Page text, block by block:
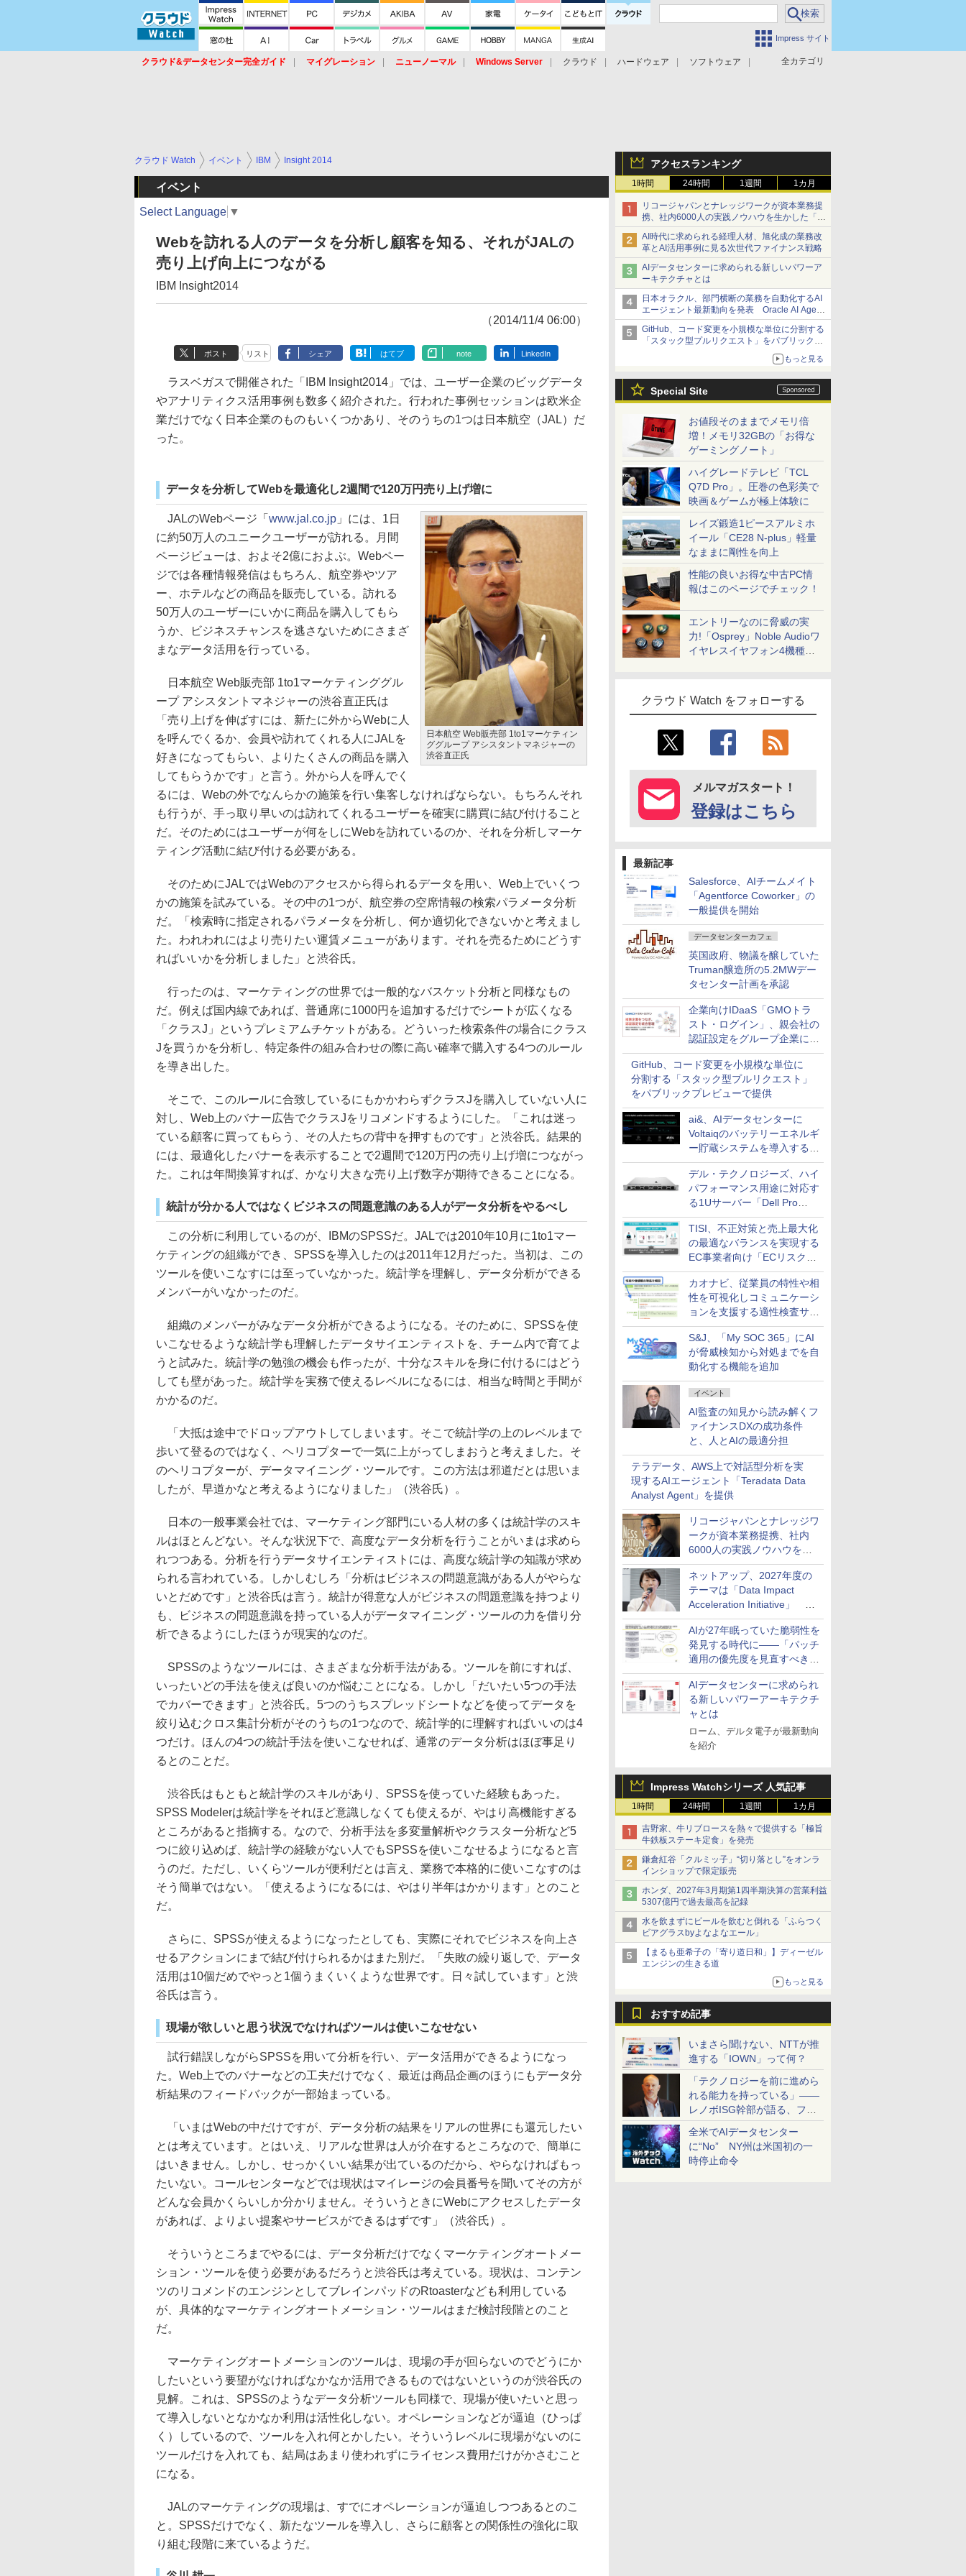
Impress サイト
全カテゴリ
クラウド&データセンター完全ガイド マイグレーション ニューノーマル Windows Server クラウド ハードウェア
ソフトウェア
アクセスランキング
1時間 24時間 1週間 1カ月
リコージャパンとナレッジワークが資本業務提
携、社内6000人の実践ノウハウを生かした「AI
商談記録 for RICOH」を展開へ
AI時代に求められる経理人材、旭化成の業務改
革とAI活用事例に見る次世代ファイナンス戦略
AIデータセンターに求められる新しいパワーア
ーキテクチャとは
日本オラクル、部門横断の業務を自動化するAI
エージェント最新動向を発表 Oracle AI Agent
Studioで企業の意思決定と開発を加速
GitHub、コード変更を小規模な単位に分割する
「スタック型プルリクエスト」をパブリックプ
もっと見る
Special Site
お値段そのままでメモリ倍
増！メモリ32GBの「お得な
ゲーミングノート」
ハイグレードテレビ「TCL
Q7D Pro」。圧巻の色彩美で
映画＆ゲームが極上体験に
レイズ鍛造1ピースアルミホ
イール「CE28 N-plus」軽量
なままに剛性を向上
性能の良いお得な中古PC情
報はこのページでチェック！
エントリーなのに脅威の実
力!「Osprey」Noble Audioワ
イヤレスイヤフォン4機種を
クラウド Watch をフォローする
メルマガスタート！
登録はこちら
最新記事
Salesforce、AIチームメイト
「Agentforce Coworker」の
一般提供を開始
データセンターカフェ
英国政府、物議を醸していた
Truman醸造所の5.2MWデー
タセンター計画を承認
企業向けIDaaS「GMOトラ
スト・ログイン」、親会社の
認証設定をグループ企業に展
開できる新機能を提供
GitHub、コード変更を小規模な単位に
分割する「スタック型プルリクエスト」
をパブリックプレビューで提供
ai&、AIデータセンターに
Voltaiqのバッテリーエネルギ
ー貯蔵システムを導入する計
画を発表
デル・テクノロジーズ、ハイ
パフォーマンス用途に対応す
る1Uサーバー「Dell Pro
Precision 7 R1ラック」を発
売
TISI、不正対策と売上最大化
の最適なバランスを実現する
EC事業者向け「ECリスク対
策設計・運用支援サービス」
カオナビ、従業員の特性や相
性を可視化しコミュニケーシ
ョンを支援する適性検査サー
ビスを提供
S&J、「My SOC 365」にAI
が脅威検知から対処までを自
動化する機能を追加
イベント
AI監査の知見から読み解くフ
ァイナンスDXの成功条件
と、人とAIの最適分担
テラデータ、AWS上で対話型分析を実
現するAIエージェント「Teradata Data
Analyst Agent」を提供
リコージャパンとナレッジワ
ークが資本業務提携、社内
6000人の実践ノウハウを生
かした「AI商談記録 for
RICOH」を展開へ
ネットアップ、2027年度の
テーマは「Data Impact
Acceleration Initiative」 AI
活用を成果へつなぐ3つの方
針を発表
AIが27年眠っていた脆弱性を
発見する時代に――「パッチ
適用の優先度を見直すべき」
とセキュリティ専門家
AIデータセンターに求められ
る新しいパワーアーキテクチ
ャとは
ローム、デルタ電子が最新動向
を紹介
Impress Watchシリーズ 人気記事
1時間 24時間 1週間 1カ月
吉野家、牛リブロースを熱々で提供する「極旨
牛鉄板ステーキ定食」を発売
鎌倉紅谷「クルミッ子」“切り落とし”をオンラ
インショップで限定販売
ホンダ、2027年3月期第1四半期決算の営業利益
5307億円で過去最高を記録
水を飲まずにビールを飲むと倒れる「ふらつく
ビアグラスbyよなよなエール」
【まるも亜希子の「寄り道日和」】ディーゼル
エンジンの生きる道
もっと見る
おすすめ記事
いまさら聞けない、NTTが推
進する「IOWN」って何？
「テクノロジーを前に進めら
れる能力を持っている」――
レノボISG幹部が語る、フル
スタックと水冷技術の強み
全米でAIデータセンター
に“No” NY州は米国初の一
時停止命令
クラウド Watch イベント IBM Insight 2014
イベント
Select Language ▼
Webを訪れる人のデータを分析し顧客を知る、それがJALの
売り上げ向上につながる
IBM Insight2014
（2014/11/4 06:00）
ポスト リスト シェア はてブ note LinkedIn
ラスベガスで開催された「IBM Insight2014」では、ユーザー企業のビッグデータ
やアナリティクス活用事例も数多く紹介された。行われた事例セッションは欧米企
業だけでなく日本企業のものもいくつかあり、そのうちの1つは日本航空（JAL）だ
った。
データを分析してWebを最適化し2週間で120万円売り上げ増に
日本航空 Web販売部 1to1マーケティン
ググループ アシスタントマネジャーの
渋谷直正氏
JALのWebページ「 www.jal.co.jp 」には、1日
に約50万人のユニークユーザーが訪れる。月間
ページビューは、およそ2億におよぶ。Webペー
ジでは各種情報発信はもちろん、航空券やツア
ー、ホテルなどの商品を販売している。訪れる
50万人のユーザーにいかに商品を購入してもら
うか、ビジネスチャンスを逃さないためにさまざ
まなデータ活用を行っている。
日本航空 Web販売部 1to1マーケティンググル
ープ アシスタントマネジャーの渋谷直正氏は
「売り上げを伸ばすには、新たに外からWebに人
を呼んでくるか、会員や訪れてくれる人にJALを
好きになってもらい、よりたくさんの商品を購入
してもらうかです」と言う。外から人を呼んでく
るには、Webの外でなんらかの施策を行い集客しなければならない。もちろんそれ
も行うが、手っ取り早いのは訪れてくれるユーザーを確実に購買に結び付けること
だ。そのためにはユーザーが何をしにWebを訪れているのか、それを分析しマーケ
ティング活動に結び付ける必要がある。
そのためにJALではWebのアクセスから得られるデータを用い、Web上でいくつ
かの施策を試みている。その中の1つが、航空券の空席情報の検索パラメータ分析
だ。「検索時に指定されるパラメータを分析し、何か適切化できないかと考えまし
た。われわれにはより売りたい運賃メニューがあります。それを売るためにどうす
ればいいかを分析しました」と渋谷氏。
行ったのは、マーケティングの世界では一般的なバスケット分析と同様なもの
だ。例えば国内線であれば、普通席に1000円を追加するだけでシートが広くなる
「クラスJ」というプレミアムチケットがある。どういった検索条件の場合にクラス
Jを買うかを分析し、特定条件の組み合わせの際に高い確率で購入する4つのルール
を導き出した。
そこで、このルールに合致しているにもかかわらずクラスJを購入していない人に
対し、Web上のバナー広告でクラスJをリコメンドするようにした。「これは迷っ
ている顧客に買ってもらう、その人たちの背中を押すものです」と渋谷氏。結果的
には、最適化したバナーを表示することで2週間で120万円の売り上げ増につながっ
た。これは年間換算すれば、かなり大きな売り上げ数字が期待できることになる。
統計が分かる人ではなくビジネスの問題意識のある人がデータ分析をやるべし
この分析に利用しているのが、IBMのSPSSだ。JALでは2010年10月に1to1マー
ケティングの組織ができ、SPSSを導入したのは2011年12月だった。当初は、この
ツールを使いこなすには至っていなかった。統計学を理解し、データ分析ができる
メンバーがいなかったのだ。
組織のメンバーがみなデータ分析ができるようになる。そのために、SPSSを使
いこなせるような統計学も理解したデータサイエンティストを、チーム内で育てよ
うと試みた。統計学の勉強の機会も作ったが、十分なスキルを身に付けるにはどう
しても壁があった。統計学を実務で使えるレベルになるには、相当な時間と手間が
かかるのだ。
「大抵は途中でドロップアウトしてしまいます。そこで統計学の上のレベルまで
歩いて登るのではなく、ヘリコプターで一気に上がってしまおうと考えました。そ
のヘリコプターが、データマイニング・ツールです。この方法は邪道だとは思いま
したが、早道かなと考えるようになりました」（渋谷氏）。
日本の一般事業会社では、マーケティング部門にいる人材の多くは統計学のスキ
ルはほとんどない。そんな状況下で、高度なデータ分析を行うことがいまは求めら
れつつある。分析を行うデータサイエンティストには、高度な統計学の知識が求め
られる言われている。しかしむしろ「分析はビジネスの問題意識がある人がやらな
いとだめです」と渋谷氏は言う。統計が得意な人がビジネスの問題意識を持つより
も、ビジネスの問題意識を持っている人がデータマイニング・ツールの力を借り分
析できるようにしたほうが現実的なのだ。
SPSSのようなツールには、さまざまな分析手法がある。ツールを前にすれば、
いったいどの手法を使えば良いのか悩むことになる。しかし「だいたい5つの手法
でカバーできます」と渋谷氏。5つのうちスプレッドシートなどを使ってデータを
絞り込むクロス集計分析がそのうちの1つなので、統計学的に理解すればいいのは4
つだけ。ほんの4つの統計手法を使いこなせれば、通常のデータ分析はほぼ事足り
るとのことだ。
渋谷氏はもともと統計学のスキルがあり、SPSSを使っていた経験もあった。
SPSS Modelerは統計学をそれほど意識しなくても使えるが、やはり高機能すぎる
ところがあると指摘する。なので、分析手法を多変量解析やクラスター分析など5
つに絞り込めば、統計学の経験がない人でもSPSSを使いこなせるようになると言
うのだ。ただし、いくらツールが便利だとは言え、業務で本格的に使いこなすのは
そう簡単ではない。「使えるようになるには、やはり半年はかかります」とのこと
だ。
さらに、SPSSが使えるようになったとしても、実際にそれでビジネスを向上さ
せるアクションにまで結び付けられるかはまた別だ。「失敗の繰り返しで、データ
活用は10個だめでやっと1個うまくいくような世界です。日々試しています」と渋
谷氏は言う。
現場が欲しいと思う状況でなければツールは使いこなせない
試行錯誤しながらSPSSを用いて分析を行い、データ活用ができるようになっ
た。Web上でのバナーなどの工夫だけでなく、最近は商品企画のほうにもデータ分
析結果のフィードバックが一部始まっている。
「いまはWebの中だけですが、データ分析の結果をリアルの世界にも還元したい
とは考えています。とはいえ、リアルな世界は人が介在するところなので、簡単に
はいきません。しかし、せっかくいい結果が出ているのだから、やらなければもっ
たいない。コールセンターなどでは現状はマイレージの会員番号を聞いてその方が
どんな会員かくらいしか分かりません。そういうときにWebにアクセスしたデータ
があれば、よりよい提案やサービスができるはずです」（渋谷氏）。
そういうところまでやるには、データ分析だけでなくマーケティングオートメー
ション・ツールを使う必要があるだろうと渋谷氏は考えている。現状は、コンテン
ツのリコメンドのエンジンとしてブレインパッドのRtoasterなども利用している
が、具体的なマーケティングオートメーション・ツールはまだ検討段階とのこと
だ。
マーケティングオートメーションのツールは、現場の手が回らないのでどうにか
したいという要望がなければなかなか活用できるものではないというのが渋谷氏の
見解。これは、SPSSのようなデータ分析ツールも同様で、現場が使いたいと思っ
て導入しないとなかなか利用は活性化しない。オペレーションなどが逼迫（ひっぱ
く）しているので、ツールを入れ何とかしたい。そういうレベルに現場がないのに
ツールだけを入れても、結局はあまり使われずにライセンス費用だけがかさむこと
になる。
JALのマーケティングの現場は、すでにオペレーションが逼迫しつつあるとのこ
と。SPSSだけでなく、新たなツールを導入し、さらに顧客との関係性の強化に取
り組む段階に来ているようだ。